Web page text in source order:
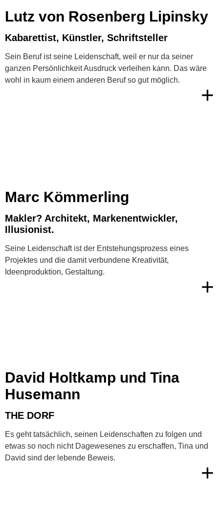
Lutz von Rosenberg Lipinsky
Kabarettist, Künstler, Schriftsteller
Sein Beruf ist seine Leidenschaft, weil er nur da seiner
ganzen Persönlichkeit Ausdruck verleihen kann. Das wäre
wohl in kaum einem anderen Beruf so gut möglich.
+
Marc Kömmerling
Makler? Architekt, Markenentwickler,
Illusionist.
Seine Leidenschaft ist der Entstehungsprozess eines
Projektes und die damit verbundene Kreativität,
Ideenproduktion, Gestaltung.
+
David Holtkamp und Tina
Husemann
THE DORF
Es geht tatsächlich, seinen Leidenschaften zu folgen und
etwas so noch nicht Dagewesenes zu erschaffen, Tina und
David sind der lebende Beweis.
+